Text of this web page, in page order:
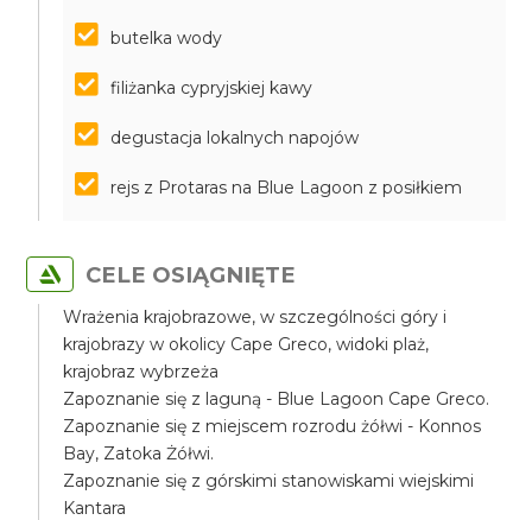
butelka wody
filiżanka cypryjskiej kawy
degustacja lokalnych napojów
rejs z Protaras na Blue Lagoon z posiłkiem
CELE OSIĄGNIĘTE
Wrażenia krajobrazowe, w szczególności góry i
krajobrazy w okolicy Cape Greco, widoki plaż,
krajobraz wybrzeża
Zapoznanie się z laguną - Blue Lagoon Cape Greco.
Zapoznanie się z miejscem rozrodu żółwi - Konnos
Bay, Zatoka Żółwi.
Zapoznanie się z górskimi stanowiskami wiejskimi
Kantara